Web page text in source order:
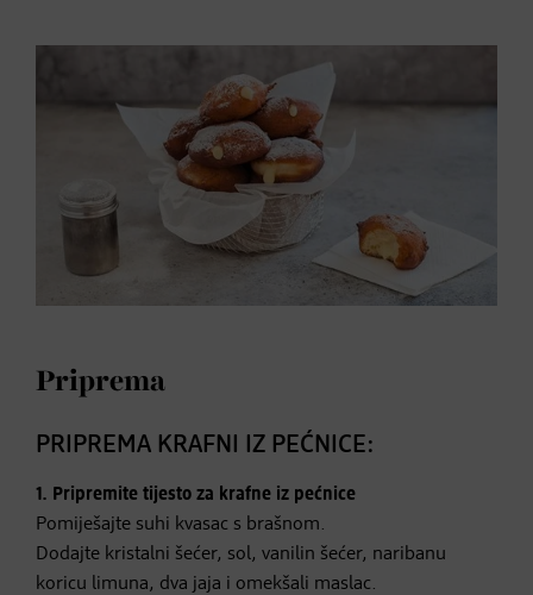
Priprema
PRIPREMA KRAFNI IZ PEĆNICE:
1. Pripremite tijesto za krafne iz pećnice
Pomiješajte suhi kvasac s brašnom.
Dodajte kristalni šećer, sol, vanilin šećer, naribanu
koricu limuna, dva jaja i omekšali maslac.